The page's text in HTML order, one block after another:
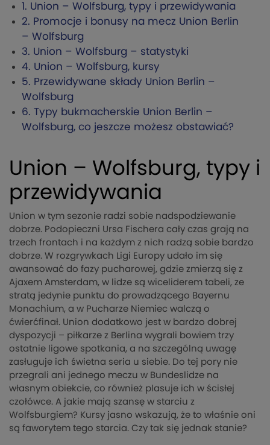
1. Union – Wolfsburg, typy i przewidywania
2. Promocje i bonusy na mecz Union Berlin
– Wolfsburg
3. Union – Wolfsburg – statystyki
4. Union – Wolfsburg, kursy
5. Przewidywane składy Union Berlin –
Wolfsburg
6. Typy bukmacherskie Union Berlin –
Wolfsburg, co jeszcze możesz obstawiać?
Union – Wolfsburg, typy i
przewidywania
Union w tym sezonie radzi sobie nadspodziewanie
dobrze. Podopieczni Ursa Fischera cały czas grają na
trzech frontach i na każdym z nich radzą sobie bardzo
dobrze. W rozgrywkach Ligi Europy udało im się
awansować do fazy pucharowej, gdzie zmierzą się z
Ajaxem Amsterdam, w lidze są wiceliderem tabeli, ze
stratą jedynie punktu do prowadzącego Bayernu
Monachium, a w Pucharze Niemiec walczą o
ćwierćfinał. Union dodatkowo jest w bardzo dobrej
dyspozycji – piłkarze z Berlina wygrali bowiem trzy
ostatnie ligowe spotkania, a na szczególną uwagę
zasługuje ich świetna seria u siebie. Do tej pory nie
przegrali ani jednego meczu w Bundeslidze na
własnym obiekcie, co również plasuje ich w ścisłej
czołówce. A jakie mają szansę w starciu z
Wolfsburgiem? Kursy jasno wskazują, że to właśnie oni
są faworytem tego starcia. Czy tak się jednak stanie?